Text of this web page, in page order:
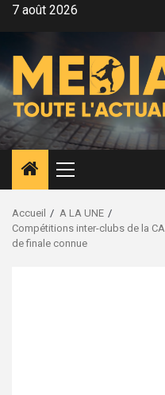
Aller7 août 2026
Menu
principal
Accueil
A LA UNE
Compétitions inter-clubs de la
de finale connue